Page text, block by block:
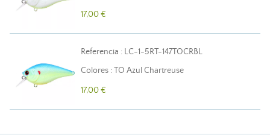
17,00 €
Referencia : LC-1-5RT-147TOCRBL
Colores : TO Azul Chartreuse
17,00 €